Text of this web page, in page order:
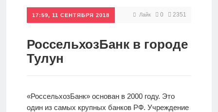
Кредиты
Ипотеки
17:59, 11 СЕНТЯБРЯ 2018 Лайк 0 2351
РоссельхозБанк в городе
Тулун
«РоссельхозБанк» основан в 2000 году. Это
один из самых крупных банков РФ. Учреждение